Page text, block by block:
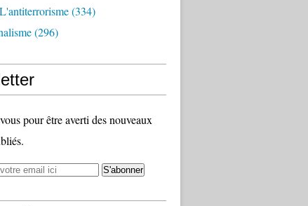
(334)
(296)
pour être averti des nouveaux